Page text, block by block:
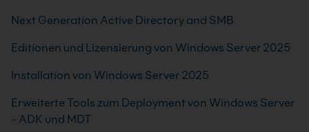
Next Generation Active Directory and SMB
Editionen und Lizensierung von Windows Server 2025
Installation von Windows Server 2025
Erweiterte Tools zum Deployment von Windows Server
- ADK und MDT